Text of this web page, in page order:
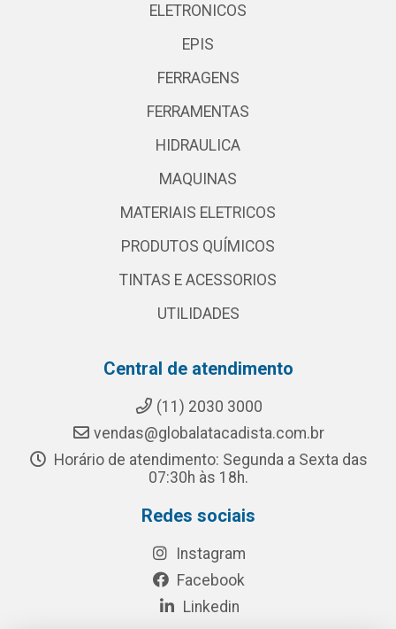
ELETRONICOS
EPIS
FERRAGENS
FERRAMENTAS
HIDRAULICA
MAQUINAS
MATERIAIS ELETRICOS
PRODUTOS QUÍMICOS
TINTAS E ACESSORIOS
UTILIDADES
Central de atendimento
(11) 2030 3000
vendas@globalatacadista.com.br
Horário de atendimento: Segunda a Sexta das
07:30h às 18h.
Redes sociais
Instagram
Facebook
Linkedin